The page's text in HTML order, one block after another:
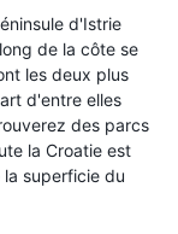
d'Istrie
de la côte se
les deux plus
d'entre elles
des parcs
la Croatie est
superficie du